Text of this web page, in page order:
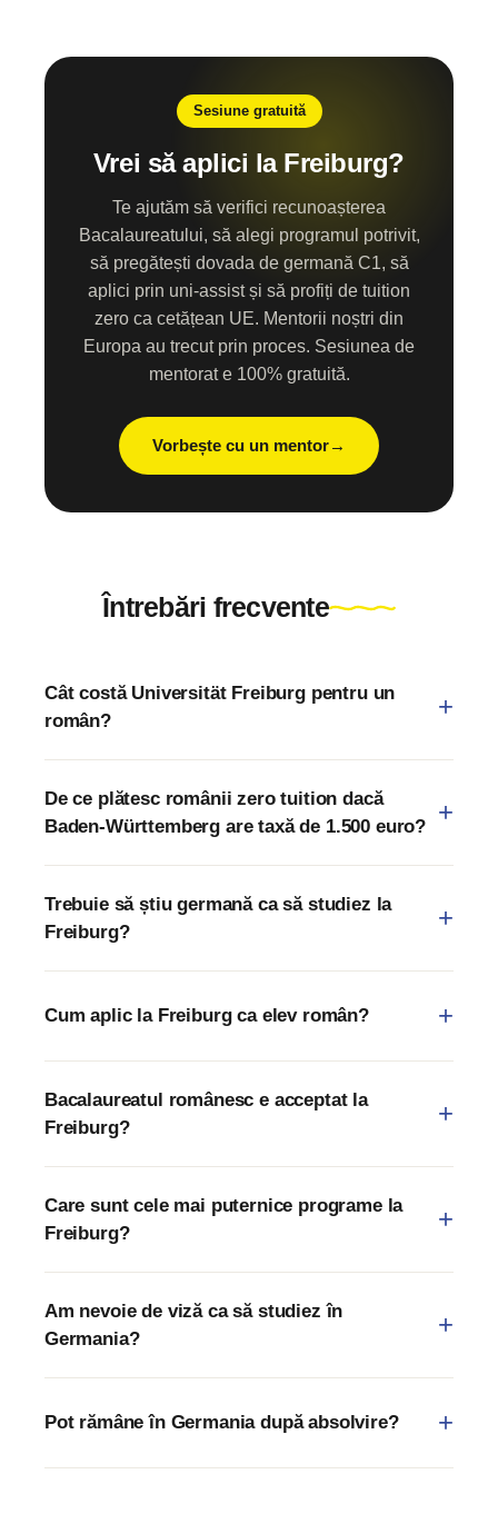
Sesiune gratuită
Vrei să aplici la Freiburg?
Te ajutăm să verifici recunoașterea
Bacalaureatului, să alegi programul potrivit,
să pregătești dovada de germană C1, să
aplici prin uni-assist și să profiți de tuition
zero ca cetățean UE. Mentorii noștri din
Europa au trecut prin proces. Sesiunea de
mentorat e 100% gratuită.
Vorbește cu un mentor
Întrebări frecvente
Cât costă Universität Freiburg pentru un
român?
De ce plătesc românii zero tuition dacă
Baden-Württemberg are taxă de 1.500 euro?
Trebuie să știu germană ca să studiez la
Freiburg?
Cum aplic la Freiburg ca elev român?
Bacalaureatul românesc e acceptat la
Freiburg?
Care sunt cele mai puternice programe la
Freiburg?
Am nevoie de viză ca să studiez în
Germania?
Pot rămâne în Germania după absolvire?